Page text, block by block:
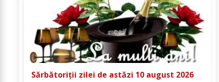
Sărbătoriții zilei de astăzi 10 august 2026